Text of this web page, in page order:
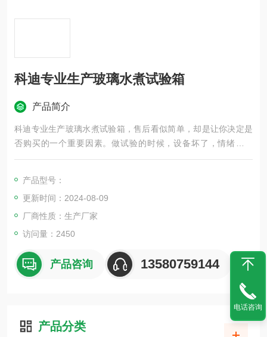
科迪专业生产玻璃水煮试验箱
产品简介
科迪专业生产玻璃水煮试验箱，售后看似简单，却是让你决定是
否购买的一个重要因素。做试验的时候，设备坏了，情绪都不
好，如果再遇到一个不靠谱的售后，那简直就是一场灾难。糟糕
们家的产品了。
产品型号：
更新时间：2024-08-09
厂商性质：生产厂家
访问量：2450
产品咨询 13580759144
产品分类
电话咨询